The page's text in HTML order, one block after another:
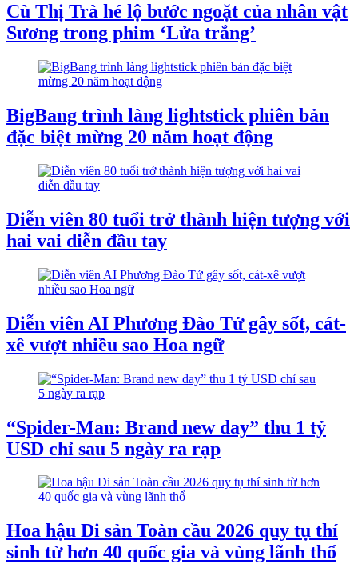
Cù Thị Trà hé lộ bước ngoặt của nhân vật
Sương trong phim ‘Lửa trắng’
BigBang trình làng lightstick phiên bản
đặc biệt mừng 20 năm hoạt động
Diễn viên 80 tuổi trở thành hiện tượng với
hai vai diễn đầu tay
Diễn viên AI Phương Đào Tử gây sốt, cát-
xê vượt nhiều sao Hoa ngữ
“Spider-Man: Brand new day” thu 1 tỷ
USD chỉ sau 5 ngày ra rạp
Hoa hậu Di sản Toàn cầu 2026 quy tụ thí
sinh từ hơn 40 quốc gia và vùng lãnh thổ